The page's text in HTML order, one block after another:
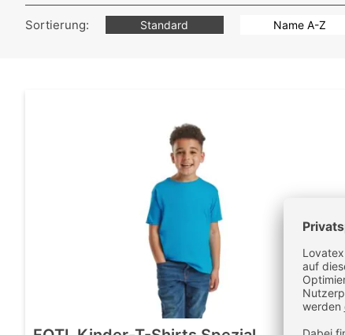
Sortierung: Standard Name A-Z